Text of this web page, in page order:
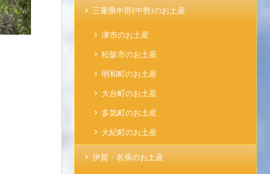
三重県中部(中勢)のお土産
津市のお土産
松阪市のお土産
明和町のお土産
大台町のお土産
多気町のお土産
大紀町のお土産
伊賀・名張のお土産